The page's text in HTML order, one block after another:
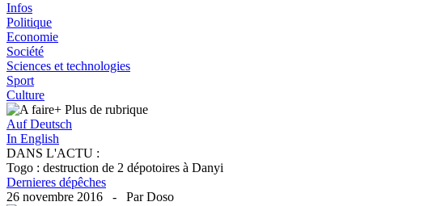
Infos
Politique
Economie
Société
Sciences et technologies
Sport
Culture
+ Plus de rubrique
Auf Deutsch
In English
DANS L'ACTU :
Togo : destruction de 2 dépotoires à Danyi
Dernieres dépêches
26 novembre 2016 - Par Doso